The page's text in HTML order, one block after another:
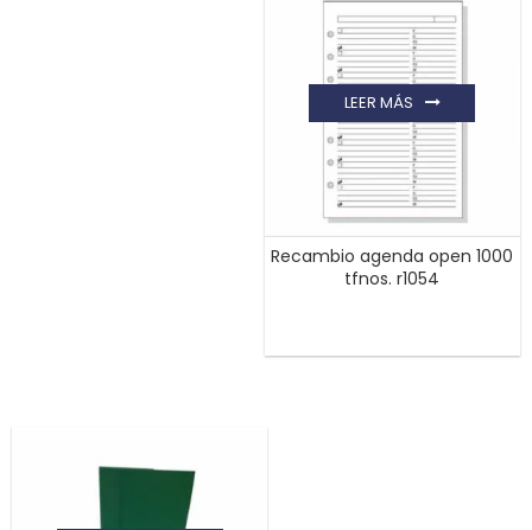
Recambio agenda open 1000
tfnos. r1054
LEER MÁS